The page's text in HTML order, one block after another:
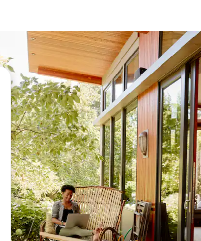
eða skoða með því að snerta eða strjúka.